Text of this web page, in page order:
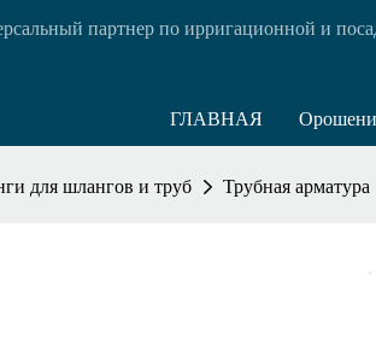
партнер по ирригационной и
ГЛАВНАЯ
для шлангов и труб Трубная арматура